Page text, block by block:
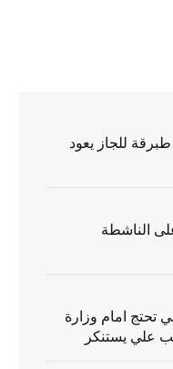
طبرقة للجاز يعود
الناشطة
تحتج امام وزارة
علي يستنكر